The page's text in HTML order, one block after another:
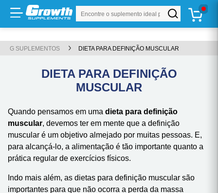
Ir para
Atalhos do teclado
Menu alt + 2
Pesquisar alt + 3
Mostrar/ocultar atalhos alt + A
FaltamR$ 250,00 para FRETE GRÁTIS
Buscar produto
G SUPLEMENTOS DIETA PARA DEFINIÇÃO MUSCULAR
DIETA PARA DEFINIÇÃO
MUSCULAR
Quando pensamos em umadieta para definição
muscular, devemos ter em mente que a definição
muscular é um objetivo almejado por muitas pessoas. E,
prática regular de exercícios físicos.